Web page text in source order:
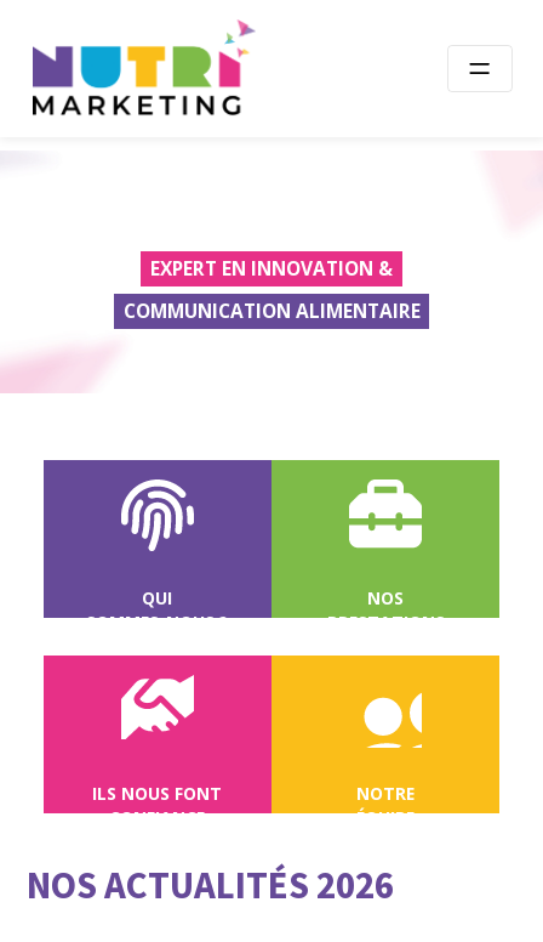
EXPERT EN INNOVATION &
COMMUNICATION ALIMENTAIRE
QUI
SOMMES-NOUS ?
NOS
PRESTATIONS
ILS NOUS FONT
CONFIANCE
NOTRE
ÉQUIPE
NOS ACTUALITÉS 2026